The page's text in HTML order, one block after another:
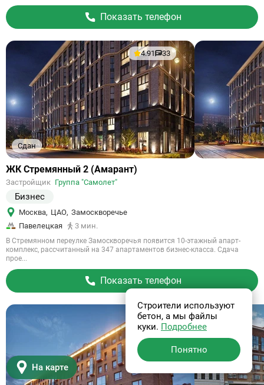
На карте
Показать телефон
Сдан
4.91 33
Ссылка
объект
ЖК Стремянный 2 (Амарант)
Застройщик Группа "Самолет"
Бизнес
Москва, ЦАО, Замоскворечье
Павелецкая
3 мин.
В Стремянном переулке Замоскворечья появится 10-этажный апарт-
комплекс, рассчитанный на 347 апартаментов бизнес-класса. Сдача
прое...
Показать телефон
Строители используют
бетон, а мы файлы
куки. Подробнее
Понятно